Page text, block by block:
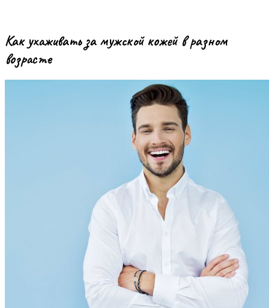
Как ухаживать за мужской кожей в разном
возрасте